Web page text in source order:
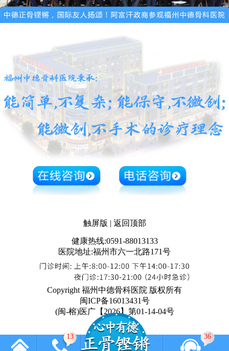
触屏版 | 返回顶部
健康热线:0591-88013133
医院地址:福州市六一北路171号
Copyright 福州中德骨科医院 版权所有
闽ICP备16013431号
(闽-榕)医广【2026】第01-14-04号
13 36